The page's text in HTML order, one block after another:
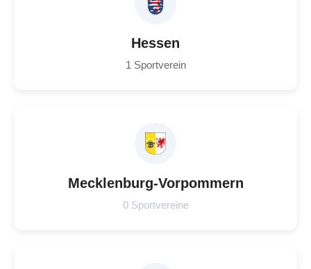
Hessen
1 Sportverein
Mecklenburg-Vorpommern
0 Sportvereine